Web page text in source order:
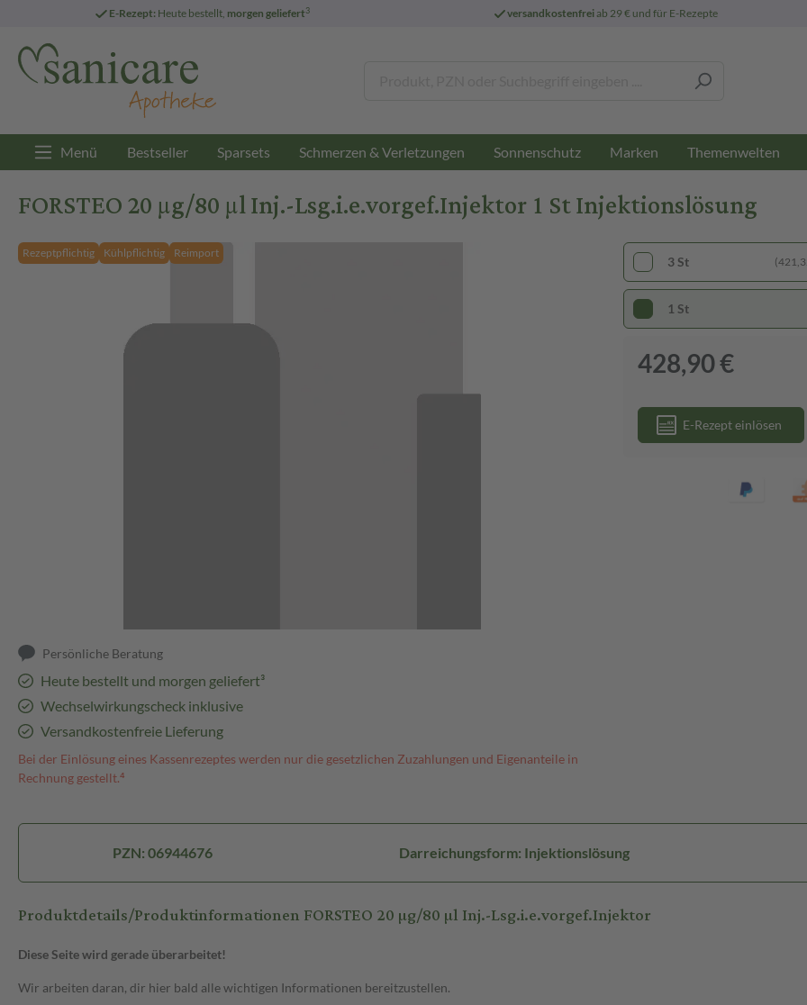
E-Rezept: Heute bestellt, morgen geliefert3 versandkostenfreiab 29 € und für E-Rezepte
Menü Bestseller Sparsets Schmerzen & Verletzungen Sonnenschutz Marken Themenwelten
FORSTEO 20 µg/80 µl Inj.-Lsg.i.e.vorgef.Injektor 1 St Injektionslösung
Rezeptpflichtig Kühlpflichtig Reimport
Persönliche Beratung
Heute bestellt und morgen geliefert³
Wechselwirkungscheck inklusive
Versandkostenfreie Lieferung
Bei der Einlösung eines Kassenrezeptes werden nur die gesetzlichen Zuzahlungen und Eigenanteile in
Rechnung gestellt.⁴
3 St
1 St
428,90 €
E-Rezept einlösen
PZN: 06944676 Darreichungsform: Injektionslösung
Produktdetails/Produktinformationen FORSTEO 20 µg/80 µl Inj.-Lsg.i.e.vorgef.Injektor
Diese Seite wird gerade überarbeitet!
Wir arbeiten daran, dir hier bald alle wichtigen Informationen bereitzustellen.